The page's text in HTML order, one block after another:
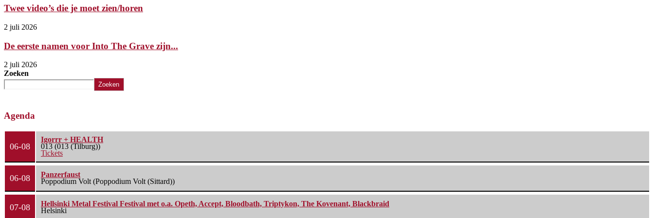
Twee video’s die je moet zien/horen
2 juli 2026
De eerste namen voor Into The Grave zijn...
2 juli 2026
Zoeken
Zoeken
Agenda
06-08
Igorrr + HEALTH
013 (013 (Tilburg))
Tickets
06-08
Panzerfaust
Poppodium Volt (Poppodium Volt (Sittard))
07-08
Hellsinki Metal Festival Festival met o.a. Opeth, Accept, Bloodbath, Triptykon, The Kovenant, Blackbraid
Helsinki